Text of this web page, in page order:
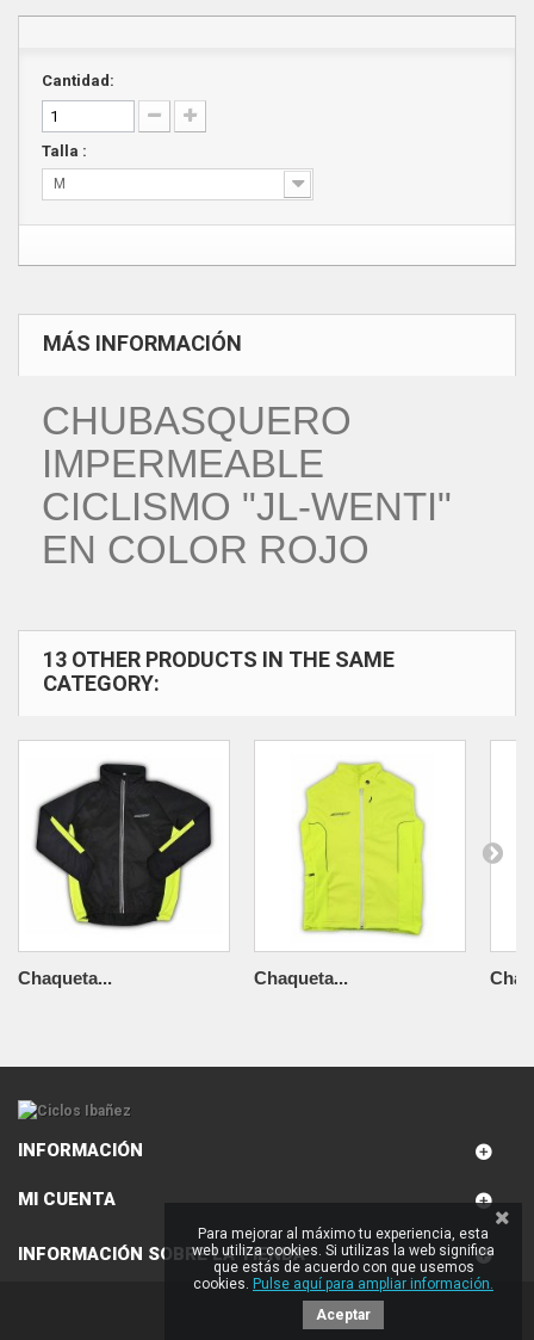
Cantidad:
Talla :
M
MÁS INFORMACIÓN
CHUBASQUERO
IMPERMEABLE
CICLISMO "JL-WENTI"
EN COLOR ROJO
13 OTHER PRODUCTS IN THE SAME
CATEGORY:
Chaqueta... Chaqueta...
INFORMACIÓN
MI CUENTA
INFORMACIÓN SOBRE LA TIENDA
Para mejorar al máximo tu experiencia, esta
web utiliza cookies. Si utilizas la web significa
que estás de acuerdo con que usemos
cookies. Pulse aquí para ampliar información.
Aceptar